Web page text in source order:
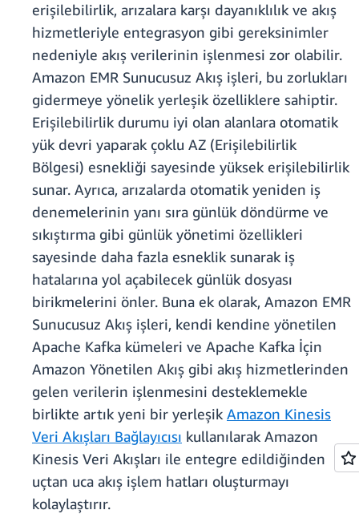
erişilebilirlik, arızalara karşı dayanıklılık ve akış
hizmetleriyle entegrasyon gibi gereksinimler
nedeniyle akış verilerinin işlenmesi zor olabilir.
Amazon EMR Sunucusuz Akış işleri, bu zorlukları
gidermeye yönelik yerleşik özelliklere sahiptir.
Erişilebilirlik durumu iyi olan alanlara otomatik
yük devri yaparak çoklu AZ (Erişilebilirlik
Bölgesi) esnekliği sayesinde yüksek erişilebilirlik
sunar. Ayrıca, arızalarda otomatik yeniden iş
denemelerinin yanı sıra günlük döndürme ve
sıkıştırma gibi günlük yönetimi özellikleri
sayesinde daha fazla esneklik sunarak iş
hatalarına yol açabilecek günlük dosyası
birikmelerini önler. Buna ek olarak, Amazon EMR
Sunucusuz Akış işleri, kendi kendine yönetilen
Apache Kafka kümeleri ve Apache Kafka İçin
Amazon Yönetilen Akış gibi akış hizmetlerinden
gelen verilerin işlenmesini desteklemekle
birlikte artık yeni bir yerleşik Amazon Kinesis
Veri Akışları Bağlayıcısı kullanılarak Amazon
Kinesis Veri Akışları ile entegre edildiğinden
uçtan uca akış işlem hatları oluşturmayı
kolaylaştırır.